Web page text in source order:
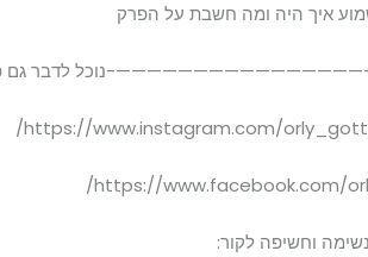
איך היה ומה חשבת על הפרק
נוכל לדבר גם
https://www.instagram.com/
https://www.facebook.com/
וחשיפה לקור: